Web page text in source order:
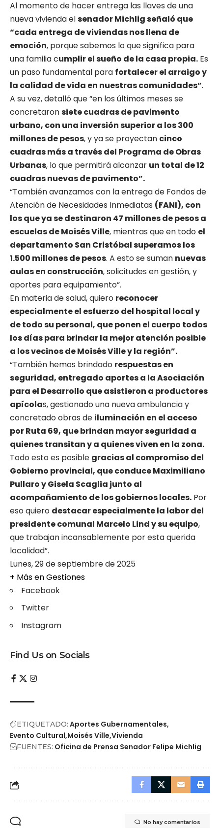
Al momento de hacer entrega las llaves de una
nueva vivienda elsenador Michlig señaló que
“cada entrega de viviendas nos llena de
emoción, porque sabemos lo que significa para
una familia cumplir el sueño de la casa propia. Es
un paso fundamental para fortalecer el arraigo y
la calidad de vida en nuestras comunidades”.
A su vez, detalló que “en los últimos meses se
concretaronsiete cuadras de pavimento
urbano, con una inversión superior a los 300
millones de pesos, y ya se proyectan cinco
cuadras más a través del Programa de Obras
Urbanas, lo que permitirá alcanzar un total de 12
cuadras nuevas de pavimento”.
“También avanzamos con la entrega de Fondos de
Atención de Necesidades Inmediatas (FANI), con
los que ya se destinaron 47 millones de pesos a
escuelas de Moisés Ville, mientras que en todo el
departamento San Cristóbal superamos los
1.500 millones de pesos. A esto se suman nuevas
aulas en construcción, solicitudes en gestión, y
aportes para equipamiento”.
En materia de salud, quiero reconocer
especialmente el esfuerzo del hospital local y
de todo su personal, que ponen el cuerpo todos
los días para brindar la mejor atención posible
a los vecinos de Moisés Ville y la región”.
“También hemos brindado respuestas en
seguridad, entregado aportes a la Asociación
para el Desarrollo que asistieron a productores
apícolas, gestionado una nueva ambulancia y
concretado obras de iluminación en el acceso
por Ruta 69, que brindan mayor seguridad a
quienes transitan y a quienes viven en la zona.
Todo esto es posible gracias al compromiso del
Gobierno provincial, que conduce Maximiliano
Pullaro y Gisela Scaglia junto al
acompañamiento de los gobiernos locales. Por
eso quiero destacar especialmente la labor del
presidente comunal Marcelo Lind y su equipo,
que trabajan incansablemente por esta querida
localidad”.
Lunes, 29 de septiembre de 2025
+ Más enGestiones
Facebook
Twitter
Instagram
Find Us on Socials
ETIQUETADO: Aportes Gubernamentales
Evento Cultural Moisés Ville Vivienda
FUENTES: Oficina de Prensa Senador Felipe Michlig
No hay comentarios